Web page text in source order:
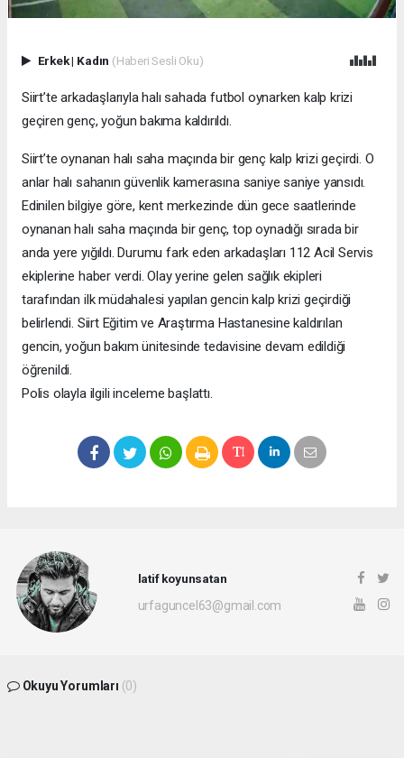
Erkek| Kadın (Haberi Sesli Oku)
Siirt’te arkadaşlarıyla halı sahada futbol oynarken kalp krizi
geçiren genç, yoğun bakıma kaldırıldı.
Siirt’te oynanan halı saha maçında bir genç kalp krizi geçirdi. O
anlar halı sahanın güvenlik kamerasına saniye saniye yansıdı.
Edinilen bilgiye göre, kent merkezinde dün gece saatlerinde
oynanan halı saha maçında bir genç, top oynadığı sırada bir
anda yere yığıldı. Durumu fark eden arkadaşları 112 Acil Servis
ekiplerine haber verdi. Olay yerine gelen sağlık ekipleri
tarafından ilk müdahalesi yapılan gencin kalp krizi geçirdiği
belirlendi. Siirt Eğitim ve Araştırma Hastanesine kaldırılan
gencin, yoğun bakım ünitesinde tedavisine devam edildiği
öğrenildi.
Polis olayla ilgili inceleme başlattı.
latif koyunsatan
urfaguncel63@gmail.com
Okuyu Yorumları (0)